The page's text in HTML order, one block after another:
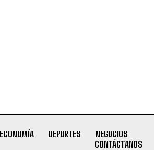
ECONOMÍA DEPORTES
NEGOCIOS
CONTÁCTANOS